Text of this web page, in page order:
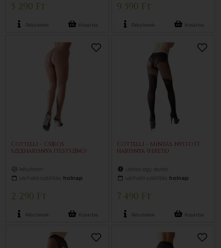
5 290 Ft
Részletek Kosárba
9 590 Ft
Részletek Kosárba
Cottelli - csíkos
szexharisnya (testszínű)
készleten
várható szállítás: holnap
2 290 Ft
Részletek Kosárba
Cottelli - mintás, nyitott
harisnya (fekete)
utolsó egy darab
várható szállítás: holnap
7 490 Ft
Részletek Kosárba